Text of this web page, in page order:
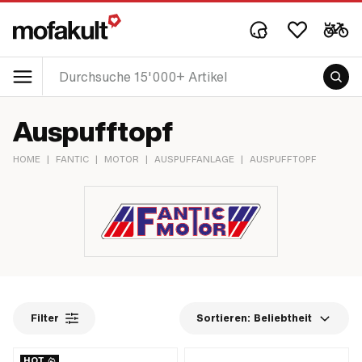
Auspufftopf
HOME | FANTIC | MOTOR | AUSPUFFANLAGE | AUSPUFFTOPF
Filter Sortieren: Beliebtheit